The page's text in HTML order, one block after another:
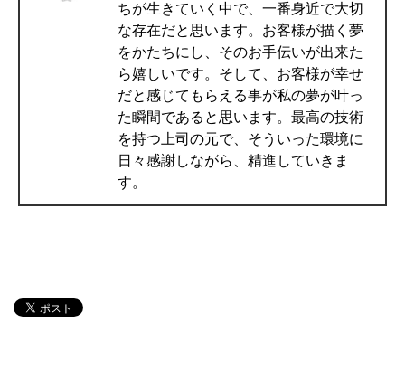
ちが生きていく中で、一番身近で大切
な存在だと思います。お客様が描く夢
をかたちにし、そのお手伝いが出来た
ら嬉しいです。そして、お客様が幸せ
だと感じてもらえる事が私の夢が叶っ
た瞬間であると思います。最高の技術
を持つ上司の元で、そういった環境に
日々感謝しながら、精進していきま
す。